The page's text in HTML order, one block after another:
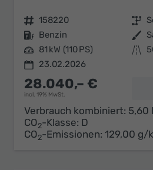
Fahrzeugnr. 158220 Getriebe
Kraftstoff Benzin Außenfarbe
Leistung 81 kW (110 PS) Kilometerstand
23.02.2026
28.040,– €
incl. 19% MwSt.
Verbrauch kombiniert: 5,60
CO2-Klasse: D
CO2-Emissionen: 129,00 g/